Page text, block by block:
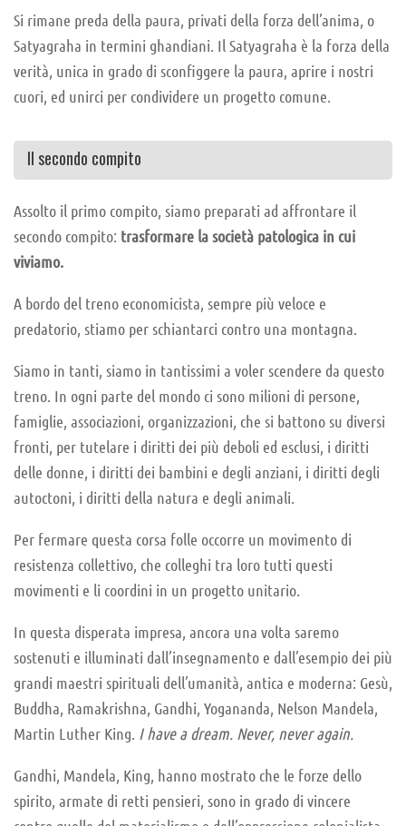
Si rimane preda della paura, privati della forza dell’anima, o
Satyagraha in termini ghandiani. Il Satyagraha è la forza della
verità, unica in grado di sconfiggere la paura, aprire i nostri
cuori, ed unirci per condividere un progetto comune.
Il secondo compito
Assolto il primo compito, siamo preparati ad affrontare il
secondo compito: trasformare la società patologica in cui
viviamo.
A bordo del treno economicista, sempre più veloce e
predatorio, stiamo per schiantarci contro una montagna.
Siamo in tanti, siamo in tantissimi a voler scendere da questo
treno. In ogni parte del mondo ci sono milioni di persone,
famiglie, associazioni, organizzazioni, che si battono su diversi
fronti, per tutelare i diritti dei più deboli ed esclusi, i diritti
delle donne, i diritti dei bambini e degli anziani, i diritti degli
autoctoni, i diritti della natura e degli animali.
Per fermare questa corsa folle occorre un movimento di
resistenza collettivo, che colleghi tra loro tutti questi
movimenti e li coordini in un progetto unitario.
In questa disperata impresa, ancora una volta saremo
sostenuti e illuminati dall’insegnamento e dall’esempio dei più
grandi maestri spirituali dell’umanità, antica e moderna: Gesù,
Buddha, Ramakrishna, Gandhi, Yogananda, Nelson Mandela,
Martin Luther King. I have a dream. Never, never again.
Gandhi, Mandela, King, hanno mostrato che le forze dello
spirito, armate di retti pensieri, sono in grado di vincere